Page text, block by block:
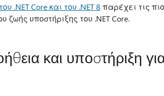
.NET Core και του .NET 8 παρέχει τις
ζωής υποστήριξης του .NET Core.
και υποστήριξη